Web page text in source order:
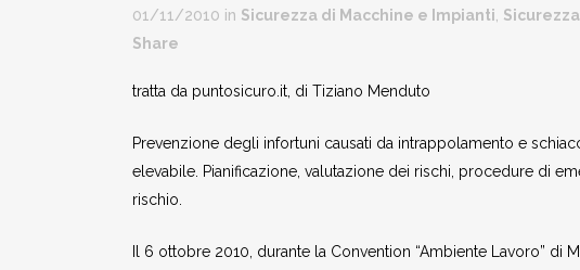
01/11/2010 in Sicurezza di Macchine e Impianti
Share
tratta da puntosicuro.it, di Tiziano Menduto
Prevenzione degli infortuni causati da intrappolamento e
elevabile. Pianificazione, valutazione dei rischi, procedure di
rischio.
Il 6 ottobre 2010, durante la Convention “Ambiente Lavoro” di